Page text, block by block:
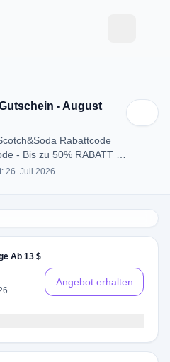
- August
Rabattcode
- Bis zu 50% RABATT in
26. Juli 2026
Ab 13 $
Angebot erhalten